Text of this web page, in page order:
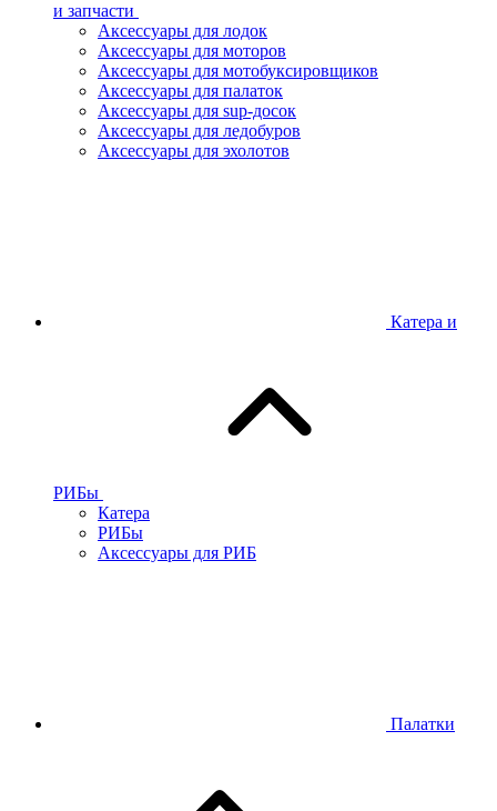
и запчасти
Аксессуары для лодок
Аксессуары для моторов
Аксессуары для мотобуксировщиков
Аксессуары для палаток
Аксессуары для sup-досок
Аксессуары для ледобуров
Аксессуары для эхолотов
Катера и
РИБы
Катера
РИБы
Аксессуары для РИБ
Палатки